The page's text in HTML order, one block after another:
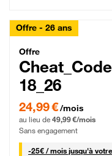
Offre - 26 ans
Cheat_Code
Offre
Cheat_Code
18_26
24,99 € par mois pendant 0
24,99 €/mois
au lieu de 49,99 €/mois
Sans engagement
-25€ / mois25 € par mois
jusqu'à